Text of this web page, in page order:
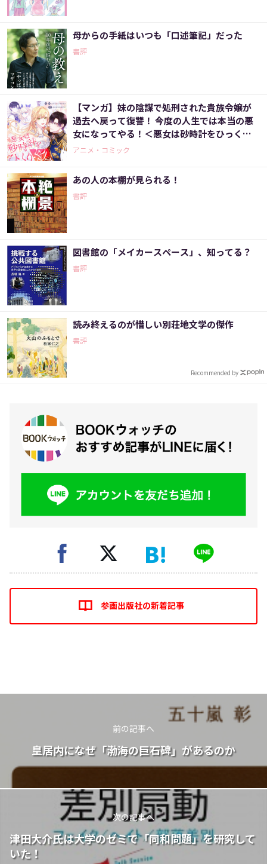
母からの手紙はいつも「口述筆記」だった
書評
【マンガ】妹の陰謀で処刑された貴族令嬢が
過去へ戻って復讐！ 今度の人生では本当の悪
女になってやる！＜悪女は砂時計をひっくり
返す 1話＞
アニメ・コミック
あの人の本棚が見られる！
書評
図書館の「メイカースペース」、知ってる？
書評
読み終えるのが惜しい別荘地文学の傑作
書評
Recommended by
参画出版社の新着記事
前の記事へ
皇居内になぜ「渤海の巨石碑」があるのか
次の記事へ
津田大介氏は大学のゼミで「同和問題」を研究して
いた！